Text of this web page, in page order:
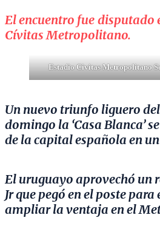
El encuentro fue disputado
Cívitas Metropolitano.
Estadio Civitas Metropolitano
Un nuevo triunfo liguero
domingo la ‘Casa Blanca’
de la capital española en
El uruguayo aprovechó un
Jr que pegó en el poste
ampliar la ventaja en el